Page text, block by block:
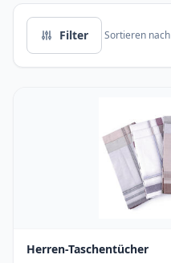
Filter Sortieren nach
Herren-Taschentücher